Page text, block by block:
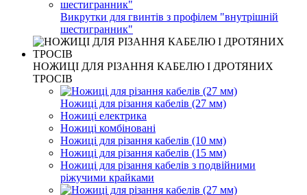
Викрутки для гвинтів з профілем "внутрішній
шестигранник"
НОЖИЦІ ДЛЯ РІЗАННЯ КАБЕЛЮ І ДРОТЯНИХ
ТРОСІВ
Ножиці для різання кабелів (27 мм)
Ножиці електрика
Ножиці комбіновані
Ножиці для різання кабелів (10 мм)
Ножиці для різання кабелів (15 мм)
Ножиці для різання кабелів з подвійними
ріжучими крайками